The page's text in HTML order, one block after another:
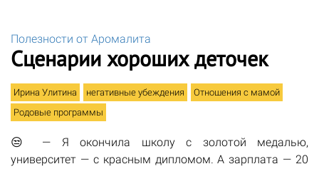
Полезности от Аромалита
Сценарии хороших деточек
Ирина Улитина негативные убеждения
Отношения с мамой
Родовые программы
😒 — Я окончила школу с золотой медалью,
университет — с красным дипломом. А зарплата — 20